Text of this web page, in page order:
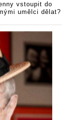
vstoupit do
umělci dělat?